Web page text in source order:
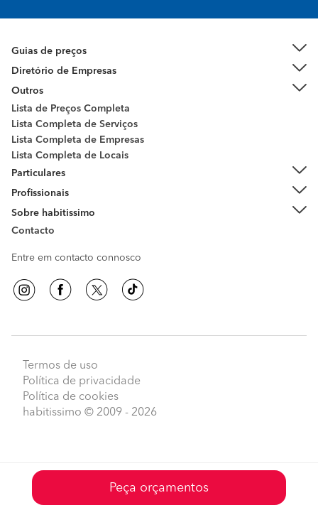
Peça orçamentos
Guias de preços
Diretório de Empresas
Outros
Lista de Preços Completa
Lista Completa de Serviços
Lista Completa de Empresas
Lista Completa de Locais
Particulares
Profissionais
Sobre habitissimo
Contacto
Entre em contacto connosco
Termos de uso
Política de privacidade
Política de cookies
habitissimo © 2009 - 2026